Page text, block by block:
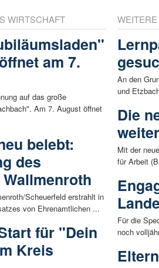
WIRTSCHAFT
am 7.
auf das große
Am 7. August öffnet
belebt:
des
Scheuerfeld erstrahlt in
von Ehrenamtlichen ...
für "Dein
Kreis
An den
und
Die
Mit der
für Arbeit
Für die
noch